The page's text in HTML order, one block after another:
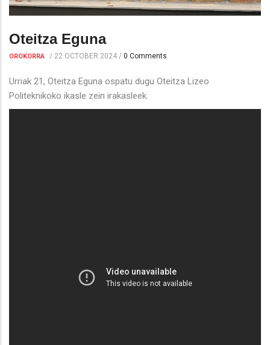
Oteitza Eguna
OROKORRA / 22 OCTOBER 2024 / 0 Comments
Urriak 21, Oteitza Eguna ospatu dugu Oteitza Lizeo
Politeknikoko ikasle zein irakasleek.